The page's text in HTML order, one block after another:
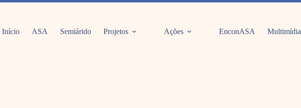
Início ASA Semiárido Projetos Ações EnconASA Multimídia